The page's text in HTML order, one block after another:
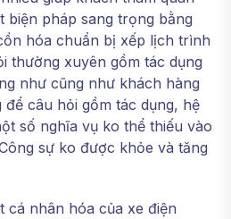
biện pháp sang trọng bằng
hóa chuẩn bị xếp lịch trình
thường xuyên gồm tác dụng
như cũng như khách hàng
câu hỏi gồm tác dụng, hệ
số nghĩa vụ ko thể thiếu vào
sự ko được khỏe và tăng
cá nhân hóa của xe điện